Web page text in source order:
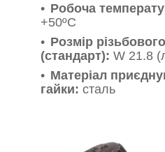
Робоча
+50ºС
Розмір
(стандарт): W 21.8
Матеріал
гайки: сталь